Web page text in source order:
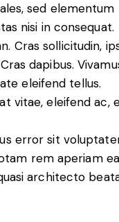
sed elementum
nisi in consequat.
Cras sollicitudin,
dapibus.
eleifend tellus.
vitae, eleifend ac,
error sit
rem aperiam
architecto